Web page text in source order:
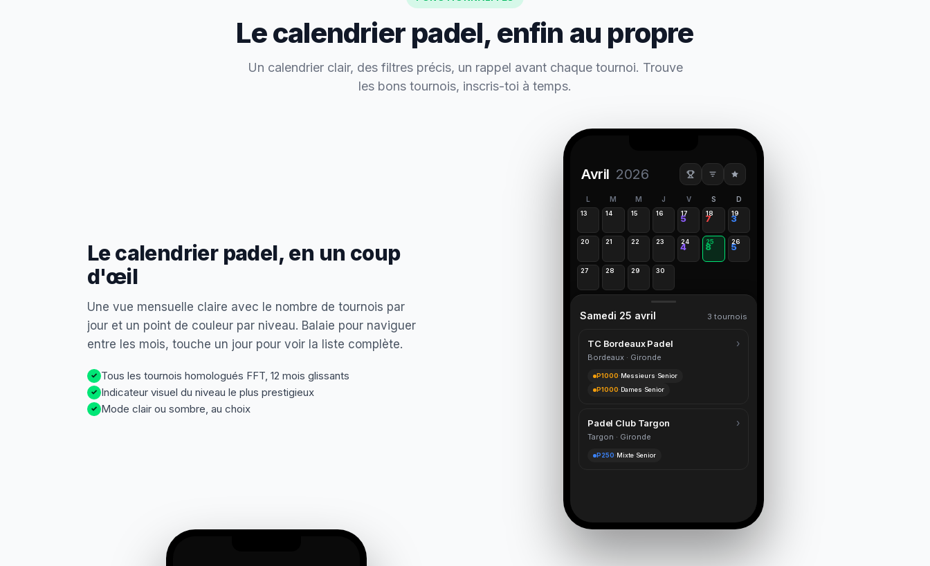
Le calendrier padel, enfin au propre
Un calendrier clair, des filtres précis, un rappel avant chaque tournoi. Trouve
les bons tournois, inscris-toi à temps.
Le calendrier padel, en un coup
d'œil
Une vue mensuelle claire avec le nombre de tournois par
jour et un point de couleur par niveau. Balaie pour naviguer
entre les mois, touche un jour pour voir la liste complète.
✓ Tous les tournois homologués FFT, 12 mois glissants
✓ Indicateur visuel du niveau le plus prestigieux
✓ Mode clair ou sombre, au choix
Avril 2026
L M M J V S D
13 14 15 16 17
5 18
7 19
3
20 21 22 23 24
4 25
8 26
5
27 28 29 30
Samedi 25 avril 3 tournois
TC Bordeaux Padel ›
Bordeaux · Gironde
P1000·Messieurs·Senior
P1000·Dames·Senior
Padel Club Targon ›
Targon · Gironde
P250·Mixte·Senior